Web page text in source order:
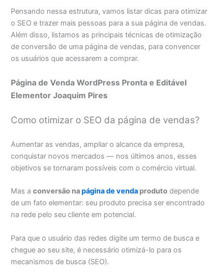
Pensando nessa estrutura, vamos listar dicas para otimizar
o SEO e trazer mais pessoas para a sua página de vendas.
Além disso, listamos as principais técnicas de otimização
de conversão de uma página de vendas, para convencer
os usuários que acessarem a comprar.
Página de Venda WordPress Pronta e Editável
Elementor Joaquim Pires
Como otimizar o SEO da página de vendas?
Aumentar as vendas, ampliar o alcance da empresa,
conquistar novos mercados — nos últimos anos, esses
objetivos se tornaram possíveis com o comércio virtual.
Mas aconversão napágina de venda produto depende
de um fato elementar: seu produto precisa ser encontrado
na rede pelo seu cliente em potencial.
Para que o usuário das redes digite um termo de busca e
chegue ao seu site, é necessário otimizá-lo para os
mecanismos de busca (SEO).